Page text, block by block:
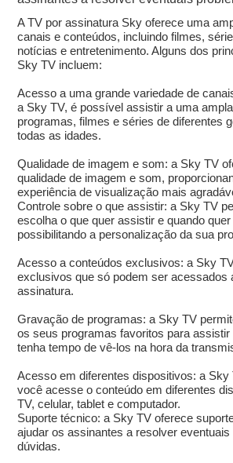
A TV por assinatura Sky oferece uma
canais e conteúdos, incluindo filmes,
notícias e entretenimento. Alguns dos
Sky TV incluem:
Acesso a uma grande variedade de
a Sky TV, é possível assistir a uma
programas, filmes e séries de diferentes
todas as idades.
Qualidade de imagem e som: a Sky TV
qualidade de imagem e som,
experiência de visualização mais
Controle sobre o que assistir: a Sky TV
escolha o que quer assistir e quando
possibilitando a personalização da sua
Acesso a conteúdos exclusivos: a Sky
exclusivos que só podem ser acessados
assinatura.
Gravação de programas: a Sky TV
os seus programas favoritos para
tenha tempo de vê-los na hora da
Acesso em diferentes dispositivos: a Sky
você acesse o conteúdo em diferentes
TV, celular, tablet e computador.
Suporte técnico: a Sky TV oferece
ajudar os assinantes a resolver
dúvidas.